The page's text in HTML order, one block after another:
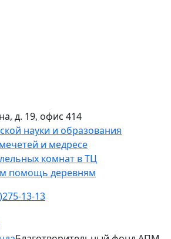
д. 19, офис 414
науки и образования
и медресе
комнат в ТЦ
помощь деревням
13-13